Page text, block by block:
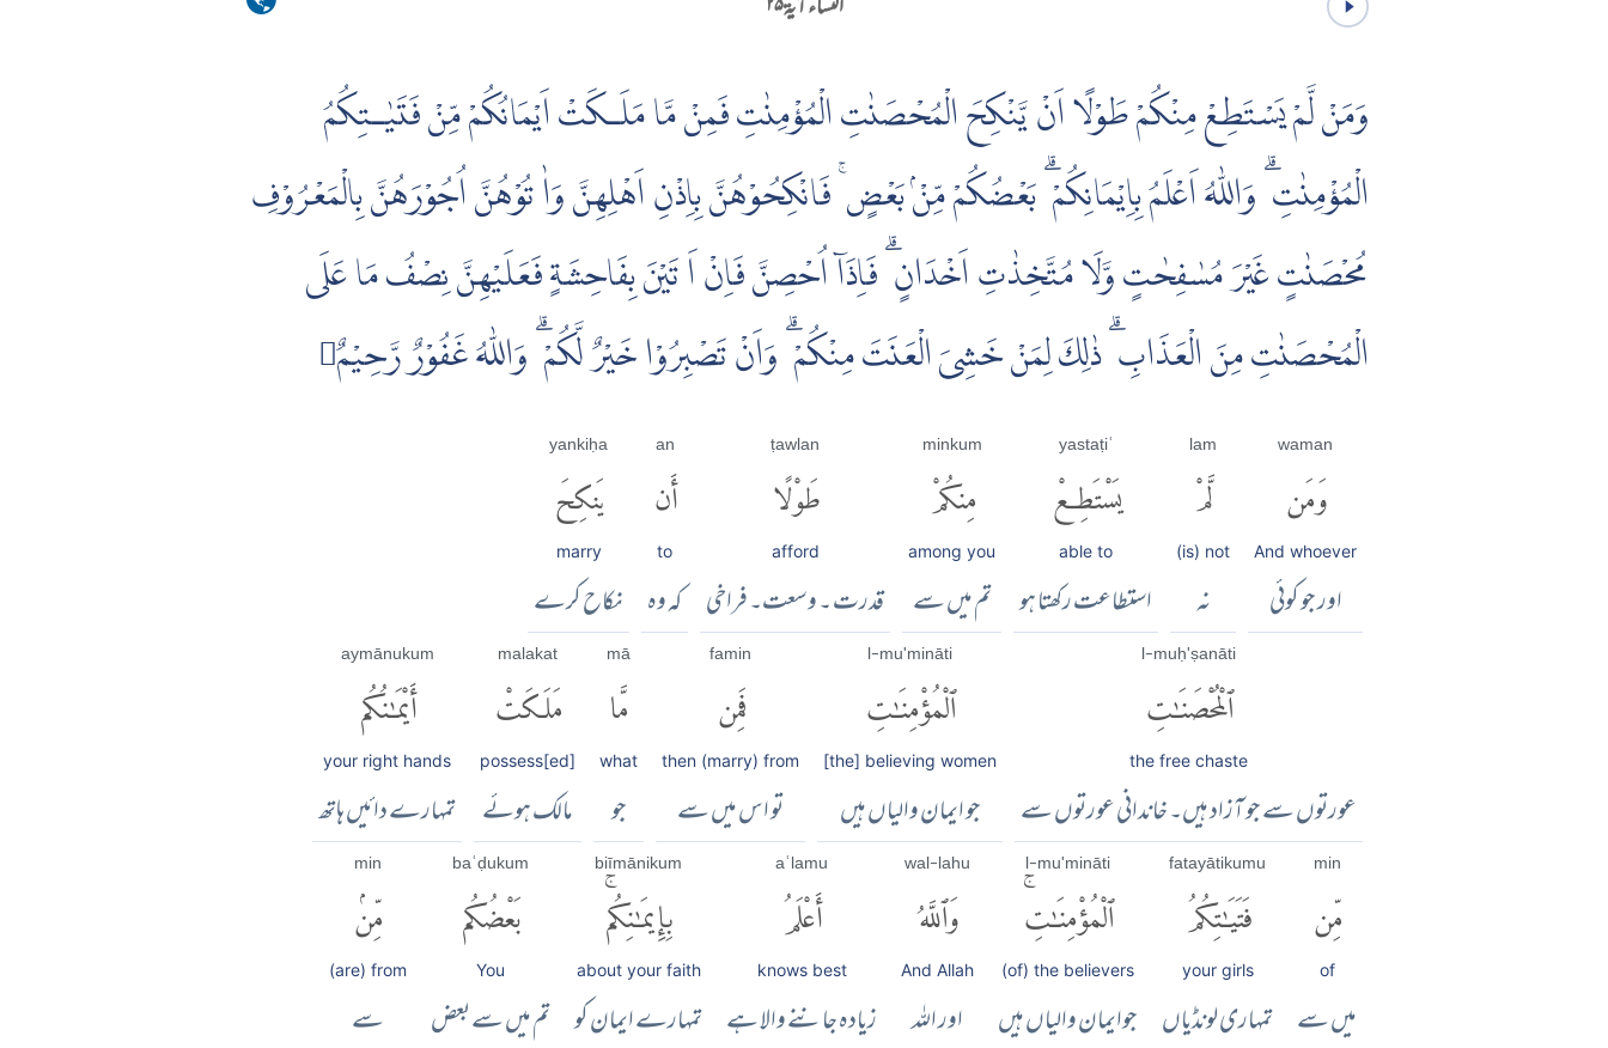
وَمَنْ لَّمْ يَسْتَطِعْ مِنْكُمْ طَوْلًا اَنْ يَّنْكِحَ الْمُحْصَنٰتِ الْمُؤْمِنٰتِ فَمِنْ مَّا مَلَـكَتْ اَيْمَانُكُمْ مِّنْ فَتَيٰـتِكُمُ
الْمُؤْمِنٰتِ ۗ وَاللّٰهُ اَعْلَمُ بِاِيْمَانِكُمْ ۗ بَعْضُكُمْ مِّنْۢ بَعْضٍ ۚ فَانْكِحُوْهُنَّ بِاِذْنِ اَهْلِهِنَّ وَاٰ تُوْهُنَّ اُجُوْرَهُنَّ بِالْمَعْرُوْفِ
مُحْصَنٰتٍ غَيْرَ مُسٰفِحٰتٍ وَّلَا مُتَّخِذٰتِ اَخْدَانٍ ۗ فَاِذَاۤ اُحْصِنَّ فَاِنْ اَ تَيْنَ بِفَاحِشَةٍ فَعَلَيْهِنَّ نِصْفُ مَا عَلَى
الْمُحْصَنٰتِ مِنَ الْعَذَابِ ۗ ذٰلِكَ لِمَنْ خَشِىَ الْعَنَتَ مِنْكُمْ ۗ وَاَنْ تَصْبِرُوْا خَيْرٌ لَّكُمْ ۗ وَاللّٰهُ غَفُوْرٌ رَّحِيْمٌ
waman
وَمَن
And whoever
اور جو کوئی
lam
لَّمْ
(is) not
نہ
yastaṭiʿ
يَسْتَطِعْ
able to
استطاعت رکھتا ہو
minkum
مِنكُمْ
among you
تم میں سے
ṭawlan
طَوْلًا
afford
قدرت ۔ وسعت۔ فراخی
an
أَن
to
کہ وہ
yankiḥa
يَنكِحَ
marry
نکاح کرے
l-muḥ'ṣanāti
ٱلْمُحْصَنَٰتِ
the free chaste
عورتوں سے جو آزاد ہیں۔ خاندانی عورتوں سے
l-mu'mināti
ٱلْمُؤْمِنَٰتِ
[the] believing women
جو ایمان والیاں ہیں
famin
فَمِن
then (marry) from
تو اس میں سے
mā
مَّا
what
جو
malakat
مَلَكَتْ
possess[ed]
مالک ہوئے
aymānukum
أَيْمَٰنُكُم
your right hands
تمہارے دائیں ہاتھ
min
مِّن
of
میں سے
fatayātikumu
فَتَيَٰتِكُمُ
your girls
تمہاری لونڈیاں
l-mu'mināti
ٱلْمُؤْمِنَٰتِۚ
(of) the believers
جوایمان والیاں ہیں
wal-lahu
وَٱللَّهُ
And Allah
اور اللہ
aʿlamu
أَعْلَمُ
knows best
زیادہ جاننے والا ہے
biīmānikum
بِإِيمَٰنِكُمۚ
about your faith
تمہارے ایمان کو
baʿḍukum
بَعْضُكُم
You
تم میں سے بعض
min
مِّنۢ
(are) from
سے